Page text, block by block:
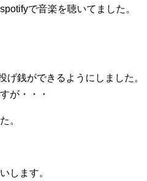
で音楽を聴いてました。
銭ができるようにしました。
が・・・
。
します。